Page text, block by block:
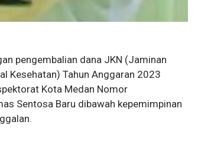
pengembalian dana JKN (Jaminan
Kesehatan) Tahun Anggaran 2023
Kota Medan Nomor
Sentosa Baru dibawah kepemimpinan